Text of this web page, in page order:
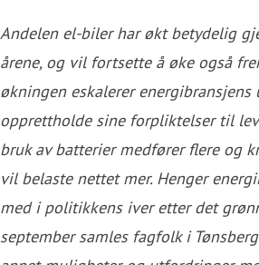
Andelen el-biler har økt betydelig
årene, og vil fortsette å øke også
økningen eskalerer
opprettholde sine forpliktelser til
bruk av batterier medfører flere og
vil belaste nettet mer. Henger
med i politikkens iver etter det
september samles fagfolk i